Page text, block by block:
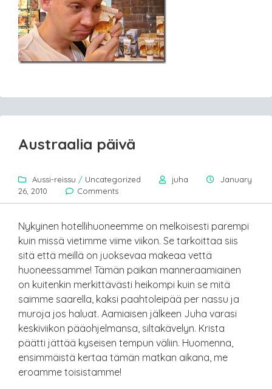
Austraalia päivä
Aussi-reissu / Uncategorized juha
January
26, 2010
Comments
Nykyinen hotellihuoneemme on melkoisesti parempi
kuin missä vietimme viime viikon. Se tarkoittaa siis
sitä että meillä on juoksevaa makeaa vettä
huoneessamme! Tämän paikan manneraamiainen
on kuitenkin merkittävästi heikompi kuin se mitä
saimme saarella, kaksi paahtoleipää per nassu ja
muroja jos haluat. Aamiaisen jälkeen Juha varasi
keskiviikon pääohjelmansa, siltakävelyn. Krista
päätti jättää kyseisen tempun väliin. Huomenna,
ensimmäistä kertaa tämän matkan aikana, me
eroamme toisistamme!